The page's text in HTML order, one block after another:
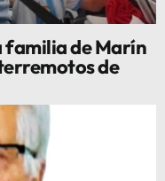
familia de Marín
de